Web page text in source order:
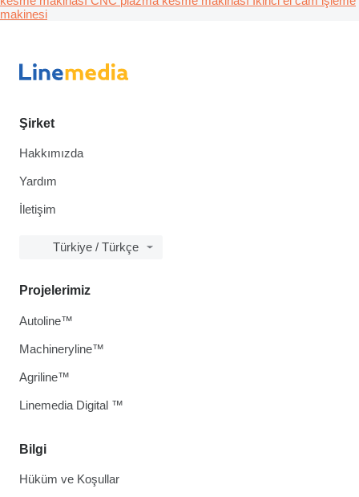
makinesi
Şirket
Hakkımızda
Yardım
İletişim
Türkiye / Türkçe
Bilgi
Hüküm ve Koşullar
Projelerimiz
Autoline™
Machineryline™
Agriline™
Linemedia Digital ™